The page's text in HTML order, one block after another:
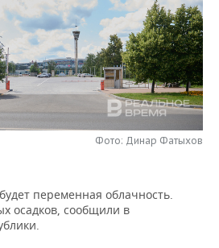
Фото: Динар Фатыхов
переменная облачность.
осадков, сообщили в